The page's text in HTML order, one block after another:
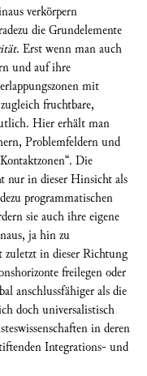
verkörpern
die Grundelemente
. Erst wenn man auch
und auf ihre
mit
fruchtbare,
Hier erhält man
Problemfeldern und
Die
nur in dieser Hinsicht als
programmatischen
sie auch ihre eigene
ja hin zu
in dieser Richtung
freilegen oder
anschlussfähiger als die
doch universalistisch
in deren
Integrations- und